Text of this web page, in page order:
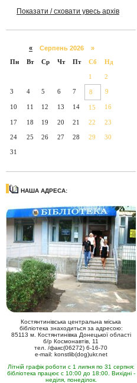
Показати / сховати увесь архів
« Серпень 2026 »
Пн
Вт Ср Чт Пт Сб Нд
1 2
3 4 5 6 7 8 9
10 11 12 13 14 15 16
17 18 19 20 21 22 23
24 25 26 27 28 29 30
31
НАША АДРЕСА:
Костянтинівська центральна міська
бібліотека знаходиться за адресою:
85113 м. Костянтинівка Донецької області
б/р Космонавтів, 11
тел. /факс(06272) 6-16-70
e-mail: konstlib(dog)ukr.net
Літній графік роботи с 1 липня по 31 серпня:
бібліотека працює с 10:00 до 18:00. Вихідні -
неділя, понеділок.